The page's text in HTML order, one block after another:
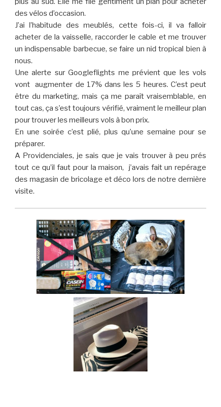
des vélos d’occasion.
J’ai l’habitude des meublés, cette fois-ci, il va falloir
acheter de la vaisselle, raccorder le cable et me trouver
un indispensable barbecue, se faire un nid tropical bien à
nous.
Une alerte sur Googleflights me prévient que les vols
vont augmenter de 17% dans les 5 heures. C’est peut
être du marketing, mais ça me paraît vraisemblable, en
tout cas, ça s’est toujours vérifié, vraiment le meilleur plan
pour trouver les meilleurs vols à bon prix.
En une soirée c’est plié, plus qu’une semaine pour se
préparer.
A Providenciales, je sais que je vais trouver à peu prés
tout ce qu’il faut pour la maison, j’avais fait un repérage
des magasin de bricolage et déco lors de notre dernière
visite.